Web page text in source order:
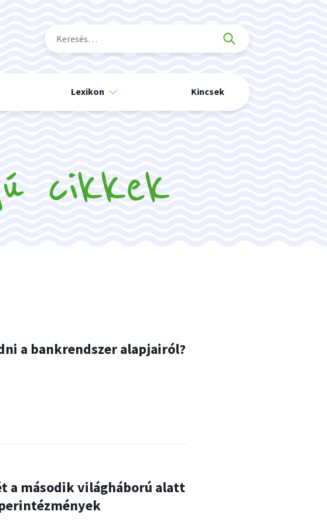
Lexikon Kincsek
cikkek
a bankrendszer alapjairól?
a második világháború alatt